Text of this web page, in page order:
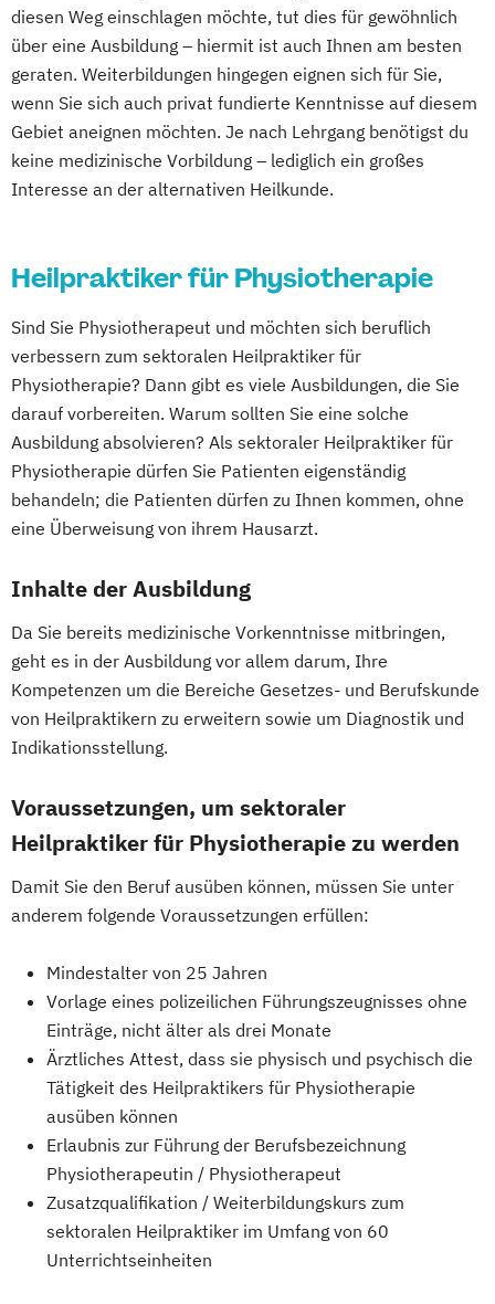
diesen Weg einschlagen möchte, tut dies für gewöhnlich
über eine Ausbildung – hiermit ist auch Ihnen am besten
geraten. Weiterbildungen hingegen eignen sich für Sie,
wenn Sie sich auch privat fundierte Kenntnisse auf diesem
Gebiet aneignen möchten. Je nach Lehrgang benötigst du
keine medizinische Vorbildung – lediglich ein großes
Interesse an der alternativen Heilkunde.
Heilpraktiker für Physiotherapie
Sind Sie Physiotherapeut und möchten sich beruflich
verbessern zum sektoralen Heilpraktiker für
Physiotherapie? Dann gibt es viele Ausbildungen, die Sie
darauf vorbereiten. Warum sollten Sie eine solche
Ausbildung absolvieren? Als sektoraler Heilpraktiker für
Physiotherapie dürfen Sie Patienten eigenständig
behandeln; die Patienten dürfen zu Ihnen kommen, ohne
eine Überweisung von ihrem Hausarzt.
Inhalte der Ausbildung
Da Sie bereits medizinische Vorkenntnisse mitbringen,
geht es in der Ausbildung vor allem darum, Ihre
Kompetenzen um die Bereiche Gesetzes- und Berufskunde
von Heilpraktikern zu erweitern sowie um Diagnostik und
Indikationsstellung.
Voraussetzungen, um sektoraler
Heilpraktiker für Physiotherapie zu werden
Damit Sie den Beruf ausüben können, müssen Sie unter
anderem folgende Voraussetzungen erfüllen:
Mindestalter von 25 Jahren
Vorlage eines polizeilichen Führungszeugnisses ohne
Einträge, nicht älter als drei Monate
Ärztliches Attest, dass sie physisch und psychisch die
Tätigkeit des Heilpraktikers für Physiotherapie
ausüben können
Erlaubnis zur Führung der Berufsbezeichnung
Physiotherapeutin / Physiotherapeut
Zusatzqualifikation / Weiterbildungskurs zum
sektoralen Heilpraktiker im Umfang von 60
Unterrichtseinheiten